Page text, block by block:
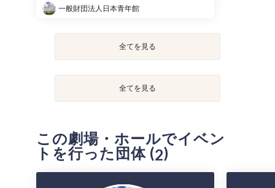
一般財団法人日本青年館
全てを見る
全てを見る
この劇場・ホールでイベン
トを行った団体 (2)